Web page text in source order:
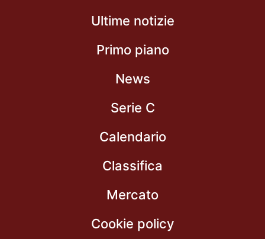
Ultime notizie
Primo piano
News
Serie C
Calendario
Classifica
Mercato
Cookie policy